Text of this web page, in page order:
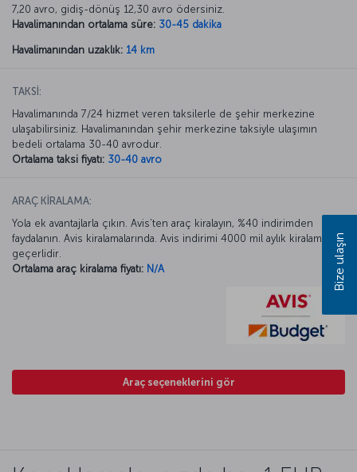
7,20 avro, gidiş-dönüş 12,30 avro ödersiniz.
Havalimanından ortalama süre: 30-45 dakika
Havalimanından uzaklık: 14 km
TAKSİ:
Havalimanında 7/24 hizmet veren taksilerle de şehir merkezine
ulaşabilirsiniz. Havalimanından şehir merkezine taksiyle ulaşımın
bedeli ortalama 30-40 avrodur.
Ortalama taksi fiyatı: 30-40 avro
ARAÇ KİRALAMA:
Yola ek avantajlarla çıkın. Avis’ten araç kiralayın, %40 indirimden
faydalanın. Avis kiralamalarında. Avis indirimi 4000 mil aylık kiralamada
geçerlidir.
Ortalama araç kiralama fiyatı: N/A
Araç seçeneklerini gör
Bize ulaşın